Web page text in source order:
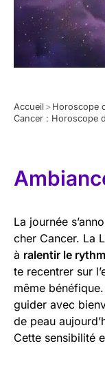
Accueil > Horoscope
Cancer : Horoscope
La journée
cher Cancer. La
à ralentir le
te recentrer sur
même
guider avec
de peau
Cette sensibilité